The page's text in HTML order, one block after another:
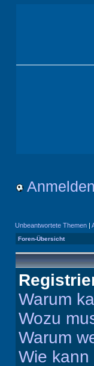
Anmelden
Unbeantwortete Themen |
Foren-Übersicht
Warum
Wozu
Warum
Wie